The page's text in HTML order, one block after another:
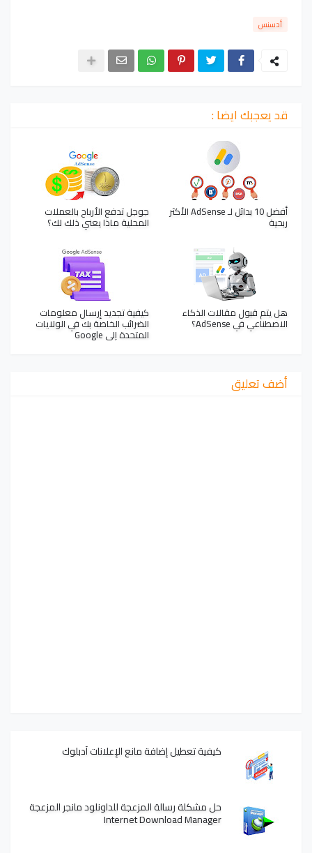
أدسنس
قد يعجبك ايضا :
أفضل 10 بدائل لـ AdSense الأكثر
ربحية
جوجل تدفع الأرباح بالعملات
المحلية ماذا يعني ذلك لك؟
هل يتم قبول مقالات الذكاء
الاصطناعي في AdSense؟
كيفية تجديد إرسال معلومات
الضرائب الخاصة بك في الولايات
المتحدة إلى Google
أضف تعليق
كيفية تعطيل إضافة مانع الإعلانات آدبلوك
حل مشكلة رسالة المزعجة للداونلود مانجر المزعجة
Internet Download Manager